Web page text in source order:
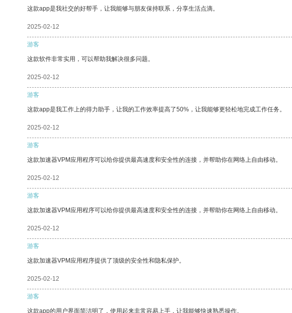
这款app是我社交的好帮手，让我能够与朋友保持联系，分享生活点滴。
2025-02-12
游客
这款软件非常实用，可以帮助我解决很多问题。
2025-02-12
游客
这款app是我工作上的得力助手，让我的工作效率提高了50%，让我能够更轻松地完成工作任务。
2025-02-12
游客
这款加速器VPM应用程序可以给你提供最高速度和安全性的连接，并帮助你在网络上自由移动。
2025-02-12
游客
这款加速器VPM应用程序可以给你提供最高速度和安全性的连接，并帮助你在网络上自由移动。
2025-02-12
游客
这款加速器VPM应用程序提供了顶级的安全性和隐私保护。
2025-02-12
游客
这款app的用户界面简洁明了，使用起来非常容易上手，让我能够快速熟悉操作。